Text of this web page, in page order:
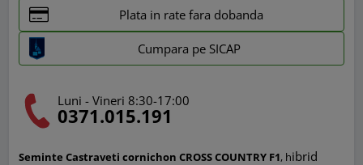
Plata in rate fara dobanda
Cumpara pe SICAP
Luni - Vineri 8:30-17:00
0371.015.191
Seminte Castraveti cornichon CROSS COUNTRY F1, hibrid